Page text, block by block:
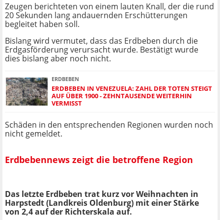
Zeugen berichteten von einem lauten Knall, der die rund
20 Sekunden lang andauernden Erschütterungen
begleitet haben soll.
Bislang wird vermutet, dass das Erdbeben durch die
Erdgasförderung verursacht wurde. Bestätigt wurde
dies bislang aber noch nicht.
ERDBEBEN
ERDBEBEN IN VENEZUELA: ZAHL DER TOTEN STEIGT
AUF ÜBER 1900 - ZEHNTAUSENDE WEITERHIN
VERMISST
Schäden in den entsprechenden Regionen wurden noch
nicht gemeldet.
Erdbebennews zeigt die betroffene Region
Das letzte Erdbeben trat kurz vor Weihnachten in
Harpstedt (Landkreis Oldenburg) mit einer Stärke
von 2,4 auf der Richterskala auf.